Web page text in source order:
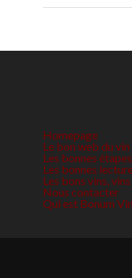
Homepage
Le bon web du vin
Les bonnes étapes
Les bonnes
Les bons vins,
Nous contacter
Qui est Bonum